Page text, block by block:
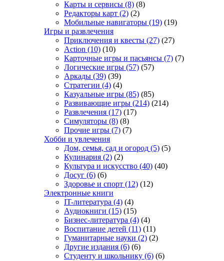
Карты и сервисы (8) (8)
Редакторы карт (2) (2)
Мобильные навигаторы (19) (19)
Игры и развлечения
Приключения и квесты (27) (27)
Action (10) (10)
Карточные игры и пасьянсы (7) (7)
Логические игры (57) (57)
Аркады (39) (39)
Стратегии (4) (4)
Казуальные игры (85) (85)
Развивающие игры (214) (214)
Развлечения (17) (17)
Симуляторы (8) (8)
Прочие игры (7) (7)
Хобби и увлечения
Дом, семья, сад и огород (5) (5)
Кулинария (2) (2)
Культура и искусство (40) (40)
Досуг (6) (6)
Здоровье и спорт (12) (12)
Электронные книги
IT-литература (4) (4)
Аудиокниги (15) (15)
Бизнес-литература (4) (4)
Воспитание детей (11) (11)
Гуманитарные науки (2) (2)
Другие издания (6) (6)
Студенту и школьнику (6) (6)